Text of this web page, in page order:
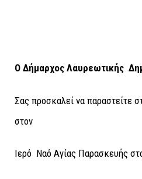
Ο Δήμαρχος Λαυρεωτικής
Σας προσκαλεί να παραστείτε
στον
Ιερό Ναό Αγίας Παρασκευής